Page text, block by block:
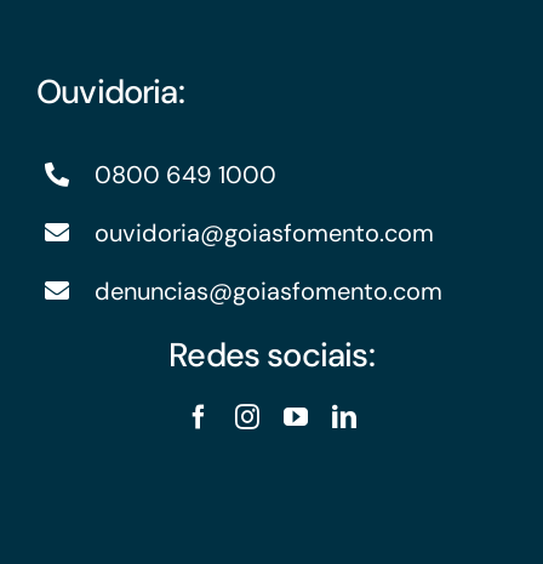
Ouvidoria:
0800 649 1000
ouvidoria@goiasfomento.com
denuncias@goiasfomento.com
Redes sociais: